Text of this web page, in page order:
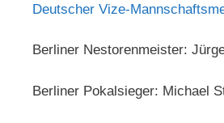
Deutscher Vize-
Berliner Nestorenmeister:
Berliner Pokalsieger: Michael